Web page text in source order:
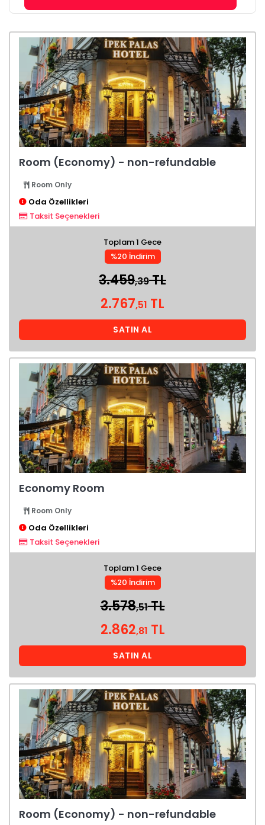
Room (Economy) - non-refundable
Room Only
Oda Özellikleri
Taksit Seçenekleri
Toplam 1 Gece
%20 İndirim
3.459,39TL
2.767,51 TL
SATIN AL
Economy Room
Room Only
Oda Özellikleri
Taksit Seçenekleri
Toplam 1 Gece
%20 İndirim
3.578,51TL
2.862,81 TL
SATIN AL
Room (Economy) - non-refundable